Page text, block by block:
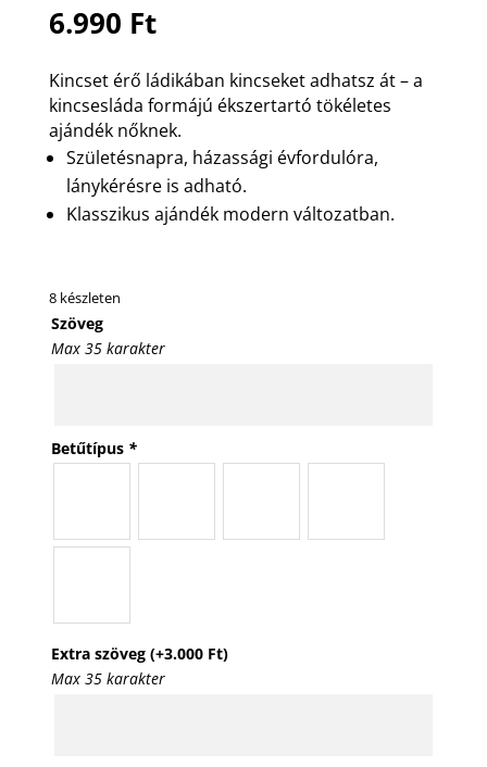
6.990 Ft
Kincset érő ládikában kincseket adhatsz át – a
kincsesláda formájú ékszertartó tökéletes
ajándék nőknek.
Születésnapra, házassági évfordulóra,
lánykérésre is adható.
Klasszikus ajándék modern változatban.
8 készleten
Szöveg
Max 35 karakter
Betűtípus *
Extra szöveg (+3.000 Ft)
Max 35 karakter